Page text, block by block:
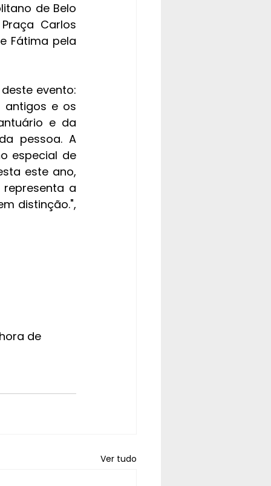
de Belo
Carlos
Fátima pela
evento:
antigos e os
e da
pessoa. A
especial de
este ano,
a
distinção.",
de
Ver tudo